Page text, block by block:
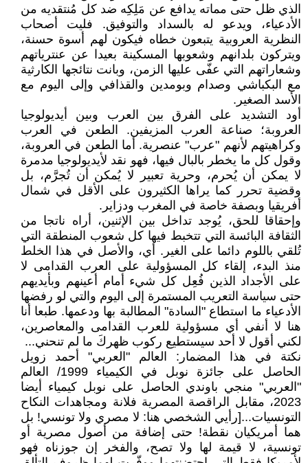
الذي ظل حتى مماته يدافع عن مَلِكِه ضد كل مُنتقديه من
الأدعياء، ويدعو له بالسداد والتوفيق. فليت أصحاب
النظرية العروبية يتبعون خطاه فيكون لهم أسوة حسنة،
ويتركون بلدانهم وشعوبها المسكينة بعيدا عن عنترياتهم
وشعاراتهم التي عفّى عليها الزمن، وبانت نتائجها الكارثية
مع البكباشي وصدام وبومدين والقذافي وإلى اليوم مع
الأسد الصغير.
أود التشديد على الفرق بين العرب وبين أيديولوجيا
العروبة؛ صناعة العرب المزيفين. الطعن في العرب
وكراهيتهم لأنهم "عرب" عنصرية. أما الطعن في العروبة،
وقول كل ما يخطر بالبال فيها، فهو نقد لأيديولوجيا مدمرة
لا يمكن أن يُحرم، وحرية تعبير لا يُمكن أن تُجرَّم، بل
وقضية تحرر كما يراها الكثيرون على الأقل في شمال
أفريقيا وبصفة خاصة في المغرب ودزاير.
وإحقاقا للحق، يُوجد تداخل بين الإثنين، أراه ناتجا من
الثقافة البائسة التي تتخبط فيها كل شعوب المنطقة التي
تُلقي باللوم دائما على الغير. أي، والأصل في هذا الخلط
منذ البدء، إلقاء كل المسؤولية على العرب القدامى لا
على الأجداد الذين فُعِل كل شيء أمام أعينهم وبأيديهم
حتى سياسة التعريب المستمرة إلى اليوم والتي لو رفضها
الأدعياء ما استطاع "السادة" المطالبة بها ودعمها. طبعا أنا
هنا لا أنفي أي مسؤولية للعرب القدامى والمعاصرين،
لكني أقول لا أحد سيستطيع ركوب ظهركَ ما لم تنحني...
نكتة في هذا المضمار: العالم "العربي" أحمد زويل
الحاصل على جائزة نوبل في الكيمياء 1999/ العالم
"العربي" منجي باوندي الحاصل على نوبل كيمياء أيضا
2023، مقابل الراقصة المصرية فلانة ومجاهدات النكاح
التونسيات...[رأيي الشخصي هنا: لا مصري ولا تونسي! بل
هما أمريكيان نقطة! حتى إضافة من أصول مصرية أو
تونسية، لا قيمة لها ولا تصح، والفخر إن جوزناه فهو